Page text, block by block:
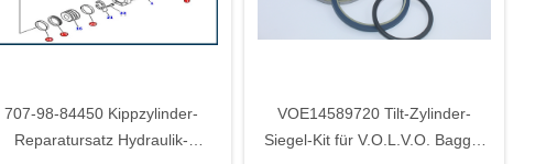
707-98-84450 Kippzylinder-
Reparatursatz Hydraulik-
VOE14589720 Tilt-Zylinder-
Siegel-Kit für V.O.L.V.O. Bagger